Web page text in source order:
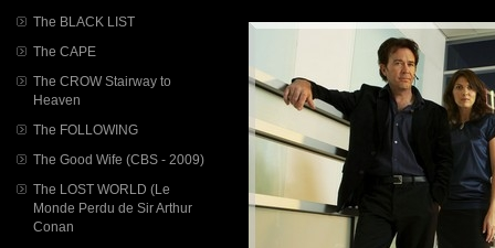
The BLACK LIST
The CAPE
The CROW Stairway to
Heaven
The FOLLOWING
The Good Wife (CBS - 2009)
The LOST WORLD (Le
Monde Perdu de Sir Arthur
Conan